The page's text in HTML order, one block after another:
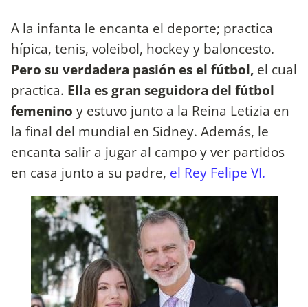
A la infanta le encanta el deporte; practica
hípica, tenis, voleibol, hockey y baloncesto.
Pero su verdadera pasión es el fútbol, el cual
practica. Ella es gran seguidora del fútbol
femenino y estuvo junto a la Reina Letizia en
la final del mundial en Sidney. Además, le
encanta salir a jugar al campo y ver partidos
en casa junto a su padre, el Rey Felipe VI.